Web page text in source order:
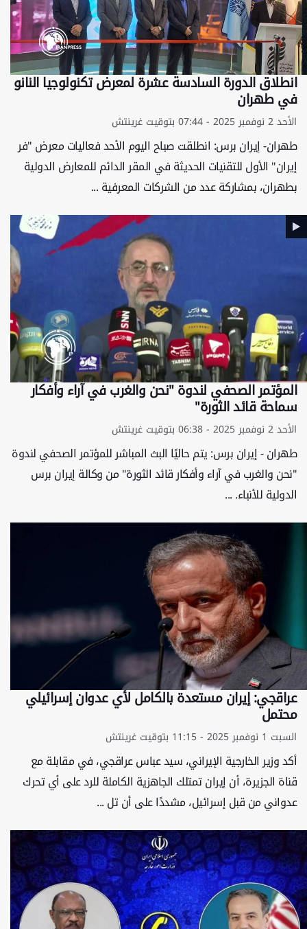
انطلاق الدورة السادسة عشرة لمعرض تكنولوجيا النانو
في طهران
الأحد 2 نوفمبر 2025 - 07:44 بتوقيت غرينتش
طهران- إيران برس: انطلقت صباح اليوم الأحد فعاليات معرض "فر
إيران" الأول للتقنيات الحديثة في المقر الدائم للمعارض الدولية
بطهران، بمشاركة عدد من الشركات المعرفية ...
المؤتمر الصحفي لندوة "نحن والغرب في آراء وأفكار
سماحة قائد الثورة"
الأحد 2 نوفمبر 2025 - 06:38 بتوقيت غرينتش
طهران - إيران برس: يتم حاليًا البث المباشر للمؤتمر الصحفي لندوة
"نحن والغرب في آراء وأفكار قائد الثورة" من وكالة إيران برس
الدولية للأنباء. ...
عراقجي: إيران مستعدة بالكامل لأي عدوان إسرائيلي
محتمل
السبت 1 نوفمبر 2025 - 11:15 بتوقيت غرينتش
أكد وزير الخارجية الإيراني، سيد عباس عراقجي، في مقابلة مع
قناة الجزيرة، أن إيران تمتلك الجاهزية الكاملة للرد على أي تحرك
عدواني من قبل إسرائيل، مشددًا على أن تل ...